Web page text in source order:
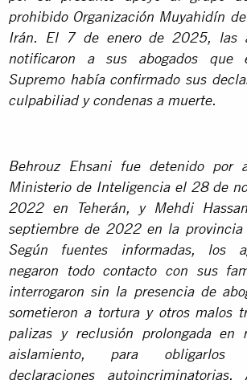
prohibido Organización Muyahidín
Irán. El 7 de enero de 2025, las
notificaron a sus abogados que
Supremo había confirmado sus
culpabiliad y condenas a muerte.
Behrouz Ehsani fue detenido por
Ministerio de Inteligencia el 28 de
2022 en Teherán, y Mehdi
septiembre de 2022 en la provincia
Según fuentes informadas, los
negaron todo contacto con sus
interrogaron sin la presencia de
sometieron a tortura y otros malos
palizas y reclusión prolongada en
aislamiento, para
declaraciones autoincriminatorias.